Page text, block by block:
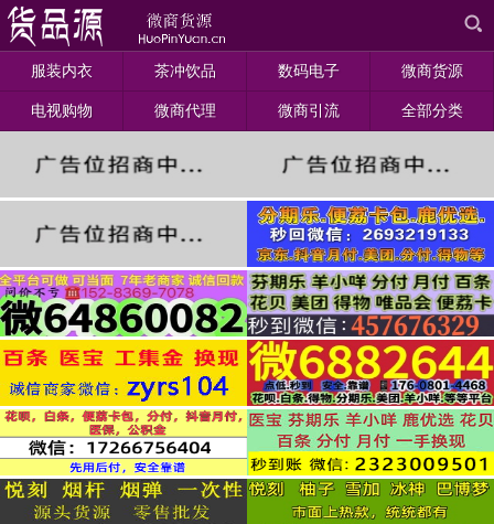
服装内衣 茶冲饮品 数码电子 微商货源
电视购物 微商代理 微商引流 全部分类